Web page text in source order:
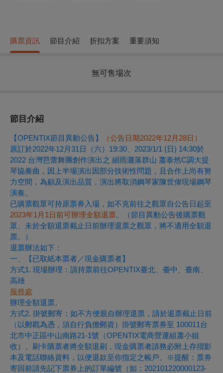
購票資訊 節目介紹 折扣方案 重要須知
無可售場次
節目介紹
【OPENTIX節目異動公告】
（公告日期2022年12月28日）
原訂於2022年12月31日（六）19:30、2023/1/1 (日) 14:30於
2022 台灣芭蕾舞團創作演出之 細雨灑落群山 蕭泰然C調大提
琴協奏曲，因上半場演出因部分技術性問題，且合作上尚有努
力空間，為顧及演出品質，演出將取消鋼琴家陳世偉現場鋼琴
演奏。
已購票觀眾可持原票券入場，如不克前往之觀眾自公告日起至
2023年1月1日前可辦理全額退票。（節目異動公告後購票觀
眾、未於全額退票截止日前辦理退票之觀眾，將不適用全額退
票。）
退票辦法如下：
一、【已取紙本票者／現金購票者】
方式1. 現場辦理：請持票前往OPENTIX臺北、臺中、臺南、
高雄
服務處
辦理全額退票。
方式2. 掛號郵寄：如不方便親自辦理退票，請於退票截止日前
（以郵戳為憑，須自行負擔郵資）掛號郵寄票券至 100011台
北市中正區中山南路21-1號（OPENTIX電商營運組蕭小姐
收）。刷卡購票者將全額退刷，現金購票者請務必附上存摺影
本及電話聯絡資料，以便退款至你指定之帳戶。※提醒：票券
寄回前請先記下票券上的訂單編號（如：202101220000123-